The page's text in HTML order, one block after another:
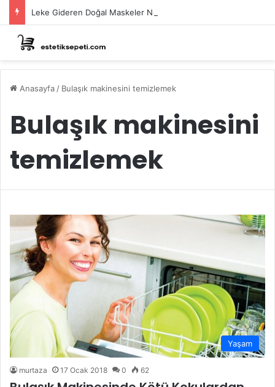
Leke Gideren Doğal Maskeler Nasıl Yapılır?
Anasayfa / Bulaşık makinesini temizlemek
Bulaşık makinesini
temizlemek
Yaşam
murtaza 17 Ocak 2018 0 62